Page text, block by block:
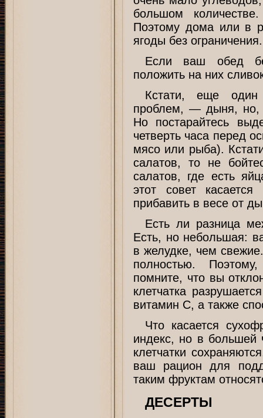
большом
Поэтому дома или в
ягоды без ограничения.
Если ваш обед
положить на них
Кстати, еще один
проблем, — дыня, но,
Но постарайтесь
четверть часа перед
мясо или рыба).
салатов, то не
салатов, где есть
этот совет
прибавить в весе от
Есть ли разница
Есть, но небольшая:
в желудке, чем
полностью.
помните, что вы
клетчатка
витамин С, а также
Что касается
индекс, но в большей
клетчатки
ваш рацион для
таким фруктам
ДЕСЕРТЫ